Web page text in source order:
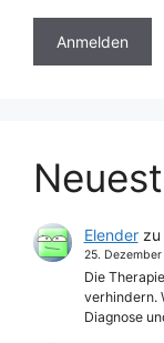
Elenderzu
25.
Die
verhindern.
Diagnose